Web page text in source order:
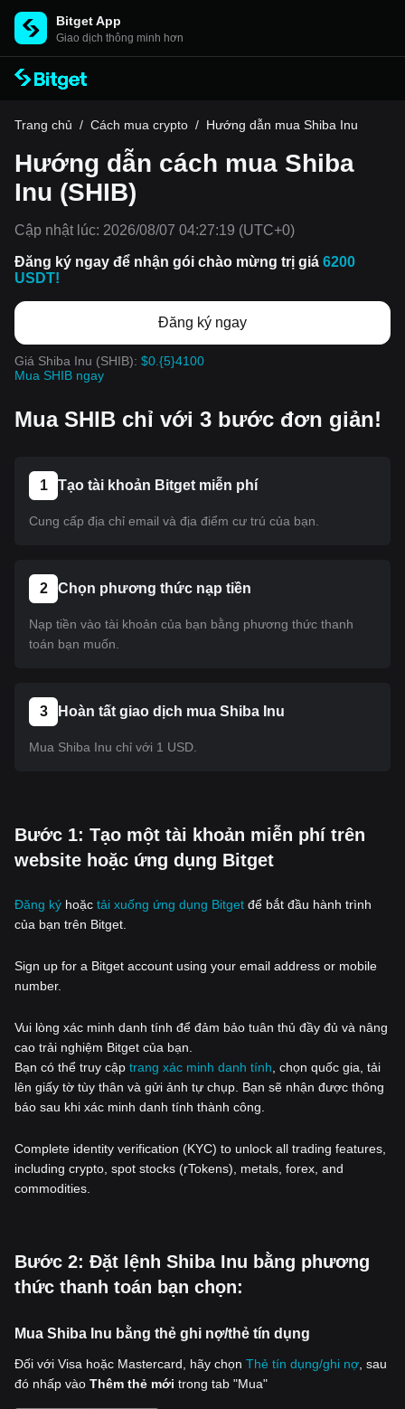
Bitget App
Giao dịch thông minh hơn
Trang chủ / Cách mua crypto / Hướng dẫn mua Shiba Inu
Hướng dẫn cách mua Shiba
Inu (SHIB)
Cập nhật lúc: 2026/08/07 04:27:19 (UTC+0)
Đăng ký ngay để nhận gói chào mừng trị giá 6200
USDT!
Đăng ký ngay
Giá Shiba Inu (SHIB): $0.{5}4100
Mua SHIB ngay
Mua SHIB chỉ với 3 bước đơn giản!
1 Tạo tài khoản Bitget miễn phí
Cung cấp địa chỉ email và địa điểm cư trú của bạn.
2 Chọn phương thức nạp tiền
Nạp tiền vào tài khoản của bạn bằng phương thức thanh
toán bạn muốn.
3 Hoàn tất giao dịch mua Shiba Inu
Mua Shiba Inu chỉ với 1 USD.
‌Bước 1: Tạo một tài khoản miễn phí trên
website hoặc ứng dụng Bitget
Đăng ký hoặc tải xuống ứng dụng Bitget để bắt đầu hành trình
của bạn trên Bitget.
Sign up for a Bitget account using your email address or mobile
number.
Vui lòng xác minh danh tính để đảm bảo tuân thủ đầy đủ và nâng
cao trải nghiệm Bitget của bạn.
Bạn có thể truy cập trang xác minh danh tính , chọn quốc gia, tải
lên giấy tờ tùy thân và gửi ảnh tự chụp. Bạn sẽ nhận được thông
báo sau khi xác minh danh tính thành công.
Complete identity verification (KYC) to unlock all trading features,
including crypto, spot stocks (rTokens), metals, forex, and
commodities.
‌Bước 2: Đặt lệnh Shiba Inu bằng phương
thức thanh toán bạn chọn:
Mua Shiba Inu bằng thẻ ghi nợ/thẻ tín dụng
Đối với Visa hoặc Mastercard, hãy chọn Thẻ tín dụng/ghi nợ , sau
đó nhấp vào Thêm thẻ mới trong tab "Mua"